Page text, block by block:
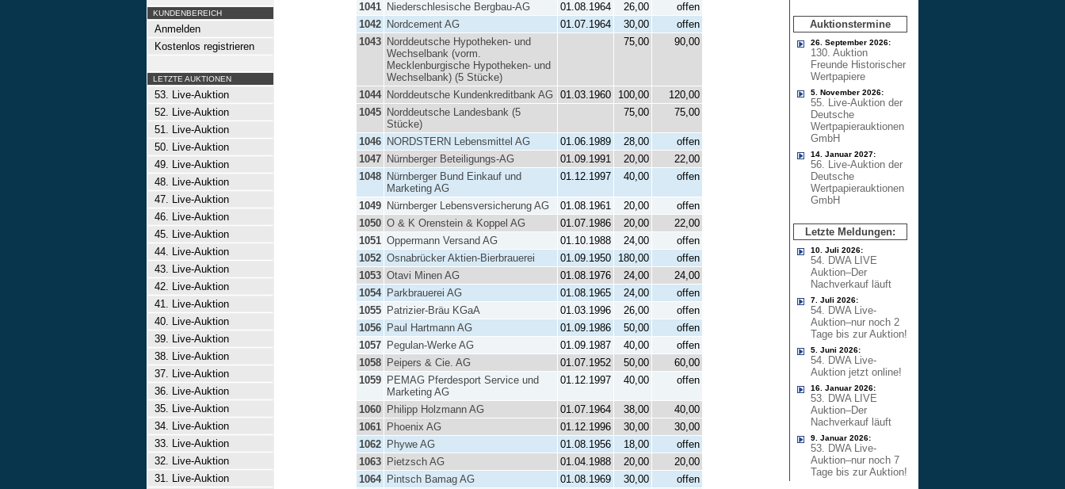
KUNDENBEREICH
Anmelden
Kostenlos registrieren
LETZTE AUKTIONEN
53. Live-Auktion
52. Live-Auktion
51. Live-Auktion
50. Live-Auktion
49. Live-Auktion
48. Live-Auktion
47. Live-Auktion
46. Live-Auktion
45. Live-Auktion
44. Live-Auktion
43. Live-Auktion
42. Live-Auktion
41. Live-Auktion
40. Live-Auktion
39. Live-Auktion
38. Live-Auktion
37. Live-Auktion
36. Live-Auktion
35. Live-Auktion
34. Live-Auktion
33. Live-Auktion
32. Live-Auktion
31. Live-Auktion
1041 Niederschlesische Bergbau-AG 01.08.1964 26,00
offen
1042 Nordcement AG 01.07.1964 30,00
offen
1043 Norddeutsche Hypotheken- und
Wechselbank (vorm.
Mecklenburgische Hypotheken- und
Wechselbank) (5 Stücke)
75,00 90,00
1044 Norddeutsche Kundenkreditbank AG 01.03.1960 100,00
120,00
1045 Norddeutsche Landesbank (5
Stücke)
75,00 75,00
1046 NORDSTERN Lebensmittel AG 01.06.1989 28,00
offen
1047 Nürnberger Beteiligungs-AG 01.09.1991 20,00
22,00
1048 Nürnberger Bund Einkauf und
Marketing AG
01.12.1997 40,00 offen
1049 Nürnberger Lebensversicherung AG 01.08.1961 20,00
offen
1050 O & K Orenstein & Koppel AG 01.07.1986 20,00
22,00
1051 Oppermann Versand AG 01.10.1988 24,00
offen
1052 Osnabrücker Aktien-Bierbrauerei 01.09.1950 180,00
offen
1053 Otavi Minen AG 01.08.1976 24,00
24,00
1054 Parkbrauerei AG 01.08.1965 24,00
offen
1055 Patrizier-Bräu KGaA 01.03.1996 26,00
offen
1056 Paul Hartmann AG 01.09.1986 50,00
offen
1057 Pegulan-Werke AG 01.09.1987 40,00
offen
1058 Peipers & Cie. AG 01.07.1952 50,00
60,00
1059 PEMAG Pferdesport Service und
Marketing AG
01.12.1997 40,00 offen
1060 Philipp Holzmann AG 01.07.1964 38,00
40,00
1061 Phoenix AG 01.12.1996 30,00
30,00
1062 Phywe AG 01.08.1956 18,00
offen
1063 Pietzsch AG 01.04.1988 20,00
20,00
1064 Pintsch Bamag AG 01.08.1969 30,00
offen
Auktionstermine
26. September 2026:
130. Auktion
Freunde Historischer
Wertpapiere
5. November 2026:
55. Live-Auktion der
Deutsche
Wertpapierauktionen
GmbH
14. Januar 2027:
56. Live-Auktion der
Deutsche
Wertpapierauktionen
GmbH
Letzte Meldungen:
10. Juli 2026:
54. DWA LIVE
Auktion–Der
Nachverkauf läuft
7. Juli 2026:
54. DWA Live-
Auktion–nur noch 2
Tage bis zur Auktion!
5. Juni 2026:
54. DWA Live-
Auktion jetzt online!
16. Januar 2026:
53. DWA LIVE
Auktion–Der
Nachverkauf läuft
9. Januar 2026:
53. DWA Live-
Auktion–nur noch 7
Tage bis zur Auktion!